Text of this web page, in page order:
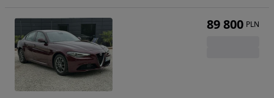
89 800 PLN